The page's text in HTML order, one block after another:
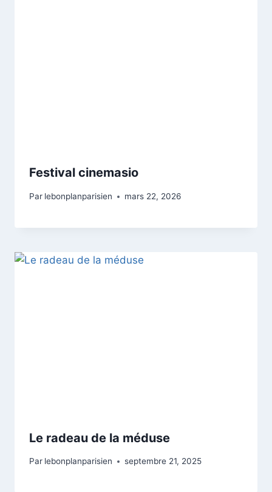
Festival cinemasio
Par lebonplanparisien mars 22, 2026
Le radeau de la méduse
Par lebonplanparisien septembre 21, 2025